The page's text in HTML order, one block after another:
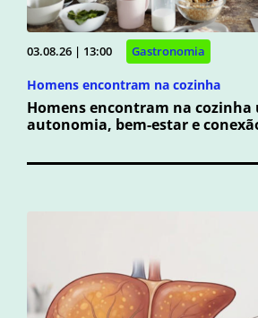
03.08.26 | 13:00 Gastronomia
Homens encontram na cozinha
Homens encontram na cozinha
autonomia, bem-estar e